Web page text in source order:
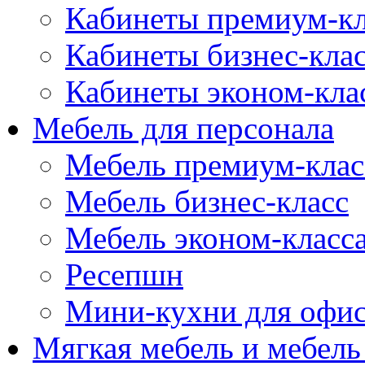
Кабинеты премиум-
Кабинеты бизнес-
Кабинеты эконом-
Мебель для персонала
Мебель премиум-
Мебель бизнес-класс
Мебель эконом-
Ресепшн
Мини-кухни для
Мягкая мебель и